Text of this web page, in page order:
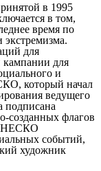
в 1995
в том,
время по
экстремизма.
для
кампании для
и
который начал
ведущего
подписана
созданных флагов
событий,
художник